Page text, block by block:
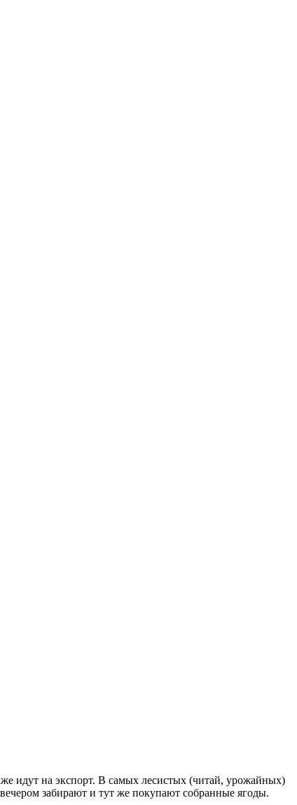
идут на экспорт. В самых лесистых (читай, урожайных)
забирают и тут же покупают собранные ягоды.